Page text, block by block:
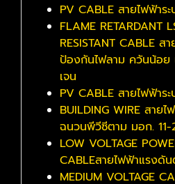
PV CABLE สายไฟฟ้า
FLAME RETARDANT
RESISTANT CABLE ส
ป้องกันไฟลาม ควันน้อย
เจน
PV CABLE สายไฟฟ้า
BUILDING WIRE สาย
ฉนวนพีวีซีตาม มอก. 11-
LOW VOLTAGE
CABLEสายไฟฟ้าแรงดั
MEDIUM VOLTAGE